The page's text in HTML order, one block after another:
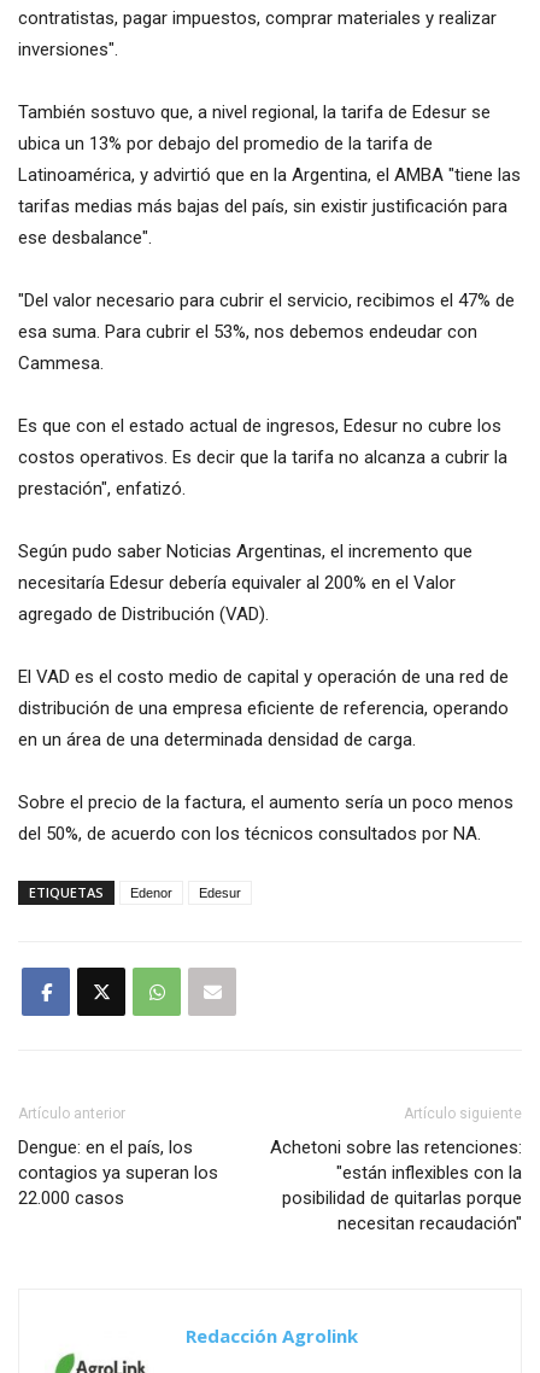
contratistas, pagar impuestos, comprar materiales y realizar
inversiones".
También sostuvo que, a nivel regional, la tarifa de Edesur se
ubica un 13% por debajo del promedio de la tarifa de
Latinoamérica, y advirtió que en la Argentina, el AMBA "tiene las
tarifas medias más bajas del país, sin existir justificación para
ese desbalance".
"Del valor necesario para cubrir el servicio, recibimos el 47% de
esa suma. Para cubrir el 53%, nos debemos endeudar con
Cammesa.
Es que con el estado actual de ingresos, Edesur no cubre los
costos operativos. Es decir que la tarifa no alcanza a cubrir la
prestación", enfatizó.
Según pudo saber Noticias Argentinas, el incremento que
necesitaría Edesur debería equivaler al 200% en el Valor
agregado de Distribución (VAD).
El VAD es el costo medio de capital y operación de una red de
distribución de una empresa eficiente de referencia, operando
en un área de una determinada densidad de carga.
Sobre el precio de la factura, el aumento sería un poco menos
del 50%, de acuerdo con los técnicos consultados por NA.
ETIQUETAS Edenor Edesur
Artículo anterior
Dengue: en el país, los
contagios ya superan los
22.000 casos
Artículo siguiente
Achetoni sobre las retenciones:
"están inflexibles con la
posibilidad de quitarlas porque
necesitan recaudación"
Redacción Agrolink